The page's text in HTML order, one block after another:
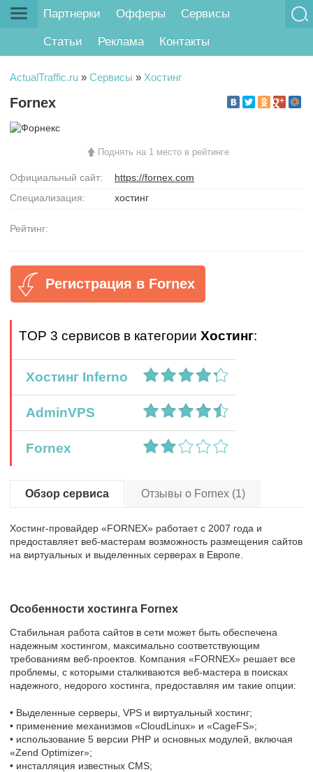
Партнерки Офферы Сервисы
Статьи Реклама Контакты
ActualTraffic.ru » Сервисы » Хостинг
Fornex
Поднять на 1 место в рейтинге
Официальный сайт:
https://fornex.com
Специализация:
хостинг
Рейтинг:
Регистрация в Fornex
TOP 3 сервисов в категории Хостинг:
Хостинг Inferno
AdminVPS
Fornex
Обзор сервиса Отзывы о Fornex (1)
Хостинг-провайдер «FORNEX» работает с 2007 года и
предоставляет веб-мастерам возможность размещения сайтов
на виртуальных и выделенных серверах в Европе.
Особенности хостинга Fornex
Стабильная работа сайтов в сети может быть обеспечена
надежным хостингом, максимально соответствующим
требованиям веб-проектов. Компания «FORNEX» решает все
проблемы, с которыми сталкиваются веб-мастера в поисках
надежного, недорого хостинга, предоставляя им такие опции:
• Выделенные серверы, VPS и виртуальный хостинг;
• применение механизмов «CloudLinux» и «CageFS»;
• использование 5 версии PHP и основных модулей, включая
«Zend Optimizer»;
• инсталляция известных CMS;